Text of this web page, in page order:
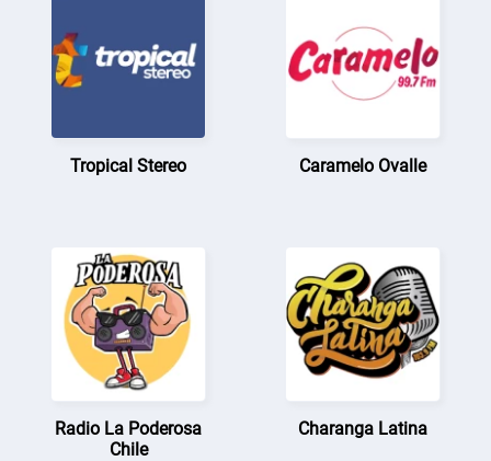
Tropical Stereo Caramelo Ovalle
Radio La Poderosa
Chile
Charanga Latina